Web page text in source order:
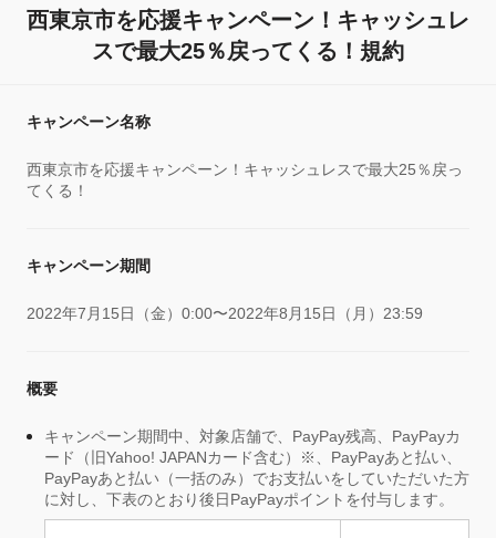
西東京市を応援キャンペーン！キャッシュレ
スで最大25％戻ってくる！規約
キャンペーン名称
西東京市を応援キャンペーン！キャッシュレスで最大25％戻っ
てくる！
キャンペーン期間
2022年7月15日（金）0:00〜2022年8月15日（月）23:59
概要
キャンペーン期間中、対象店舗で、PayPay残高、PayPayカ
ード（旧Yahoo! JAPANカード含む）※、PayPayあと払い、
PayPayあと払い（一括のみ）でお支払いをしていただいた方
に対し、下表のとおり後日PayPayポイントを付与します。